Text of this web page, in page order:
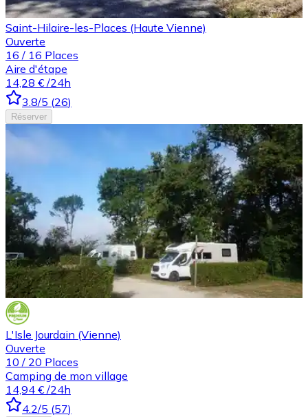
Saint-Hilaire-les-Places (Haute Vienne)
Ouverte
16 / 16 Places
Aire d'étape
14,28 € /24h
3.8/5 (26)
Réserver
L'Isle Jourdain (Vienne)
Ouverte
10 / 20 Places
Camping de mon village
14,94 € /24h
4.2/5 (57)